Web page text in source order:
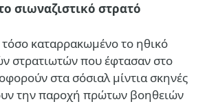
σιωναζιστικό στρατό
τόσο καταρρακωμένο το ηθικό
στρατιωτών που έφτασαν στο
στα σόσιαλ μίντια σκηνές
την παροχή πρώτων βοηθειών